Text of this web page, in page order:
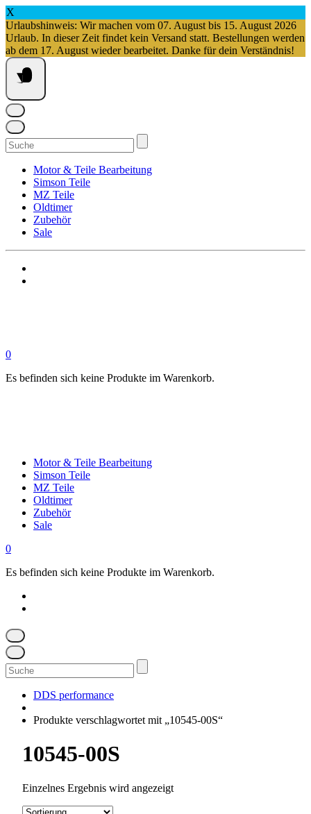
X
Urlaubshinweis: Wir machen vom 07. August bis 15. August 2026
Urlaub. In dieser Zeit findet kein Versand statt. Bestellungen werden
ab dem 17. August wieder bearbeitet. Danke für dein Verständnis!
Springe
zum
Inhalt
Suchen
nach:
Motor & Teile Bearbeitung
Simson Teile
MZ Teile
Oldtimer
Zubehör
Sale
0
Es befinden sich keine Produkte im Warenkorb.
Motor & Teile Bearbeitung
Simson Teile
MZ Teile
Oldtimer
Zubehör
Sale
0
Es befinden sich keine Produkte im Warenkorb.
Suchen
nach:
DDS performance
Produkte verschlagwortet mit „10545-00S“
10545-00S
Einzelnes Ergebnis wird angezeigt